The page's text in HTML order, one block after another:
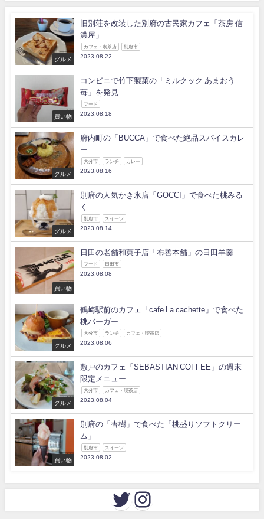
グルメ
旧別荘を改装した別府の古民家カフェ「茶房 信
濃屋」
カフェ・喫茶店 別府市
2023.08.22
買い物
コンビニで竹下製菓の「ミルクック あまおう
苺」を発見
フード
2023.08.18
グルメ
府内町の「BUCCA」で食べた絶品スパイスカレ
ー
大分市 ランチ カレー
2023.08.16
グルメ
別府の人気かき氷店「GOCCI」で食べた桃みる
く
別府市 スイーツ
2023.08.14
買い物
日田の老舗和菓子店「布善本舗」の日田羊羹
フード 日田市
2023.08.08
グルメ
鶴崎駅前のカフェ「cafe La cachette」で食べた
桃バーガー
大分市 ランチ カフェ・喫茶店
2023.08.06
グルメ
敷戸のカフェ「SEBASTIAN COFFEE」の週末
限定メニュー
大分市 カフェ・喫茶店
2023.08.04
買い物
別府の「杏樹」で食べた「桃盛りソフトクリー
ム」
別府市 スイーツ
2023.08.02